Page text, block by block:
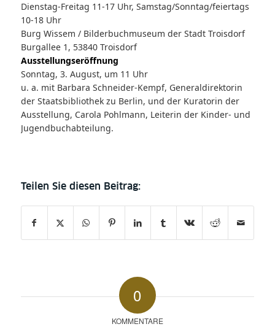
Dienstag-Freitag 11-17 Uhr, Samstag/Sonntag/feiertags
10-18 Uhr
Burg Wissem / Bilderbuchmuseum der Stadt Troisdorf
Burgallee 1, 53840 Troisdorf
Ausstellungseröffnung
Sonntag, 3. August, um 11 Uhr
u. a. mit Barbara Schneider-Kempf, Generaldirektorin
der Staatsbibliothek zu Berlin, und der Kuratorin der
Ausstellung, Carola Pohlmann, Leiterin der Kinder- und
Jugendbuchabteilung.
0
KOMMENTARE